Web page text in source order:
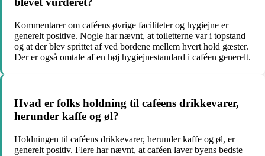
Kommentarer om caféens øvrige faciliteter og hygiejne er
generelt positive. Nogle har nævnt, at toiletterne var i topstand
og at der blev sprittet af ved bordene mellem hvert hold gæster.
Der er også omtale af en høj hygiejnestandard i caféen generelt.
Hvad er folks holdning til caféens drikkevarer,
herunder kaffe og øl?
Holdningen til caféens drikkevarer, herunder kaffe og øl, er
generelt positiv. Flere har nævnt, at caféen laver byens bedste